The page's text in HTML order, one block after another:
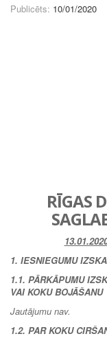
Publicēts: 10/01/2020
RĪGAS
1. IESNIEGUMU
1.1. PĀRKĀPUMU
VAI KOKU BOJĀŠANU
Jautājumu nav.
1.2. PAR KOKU